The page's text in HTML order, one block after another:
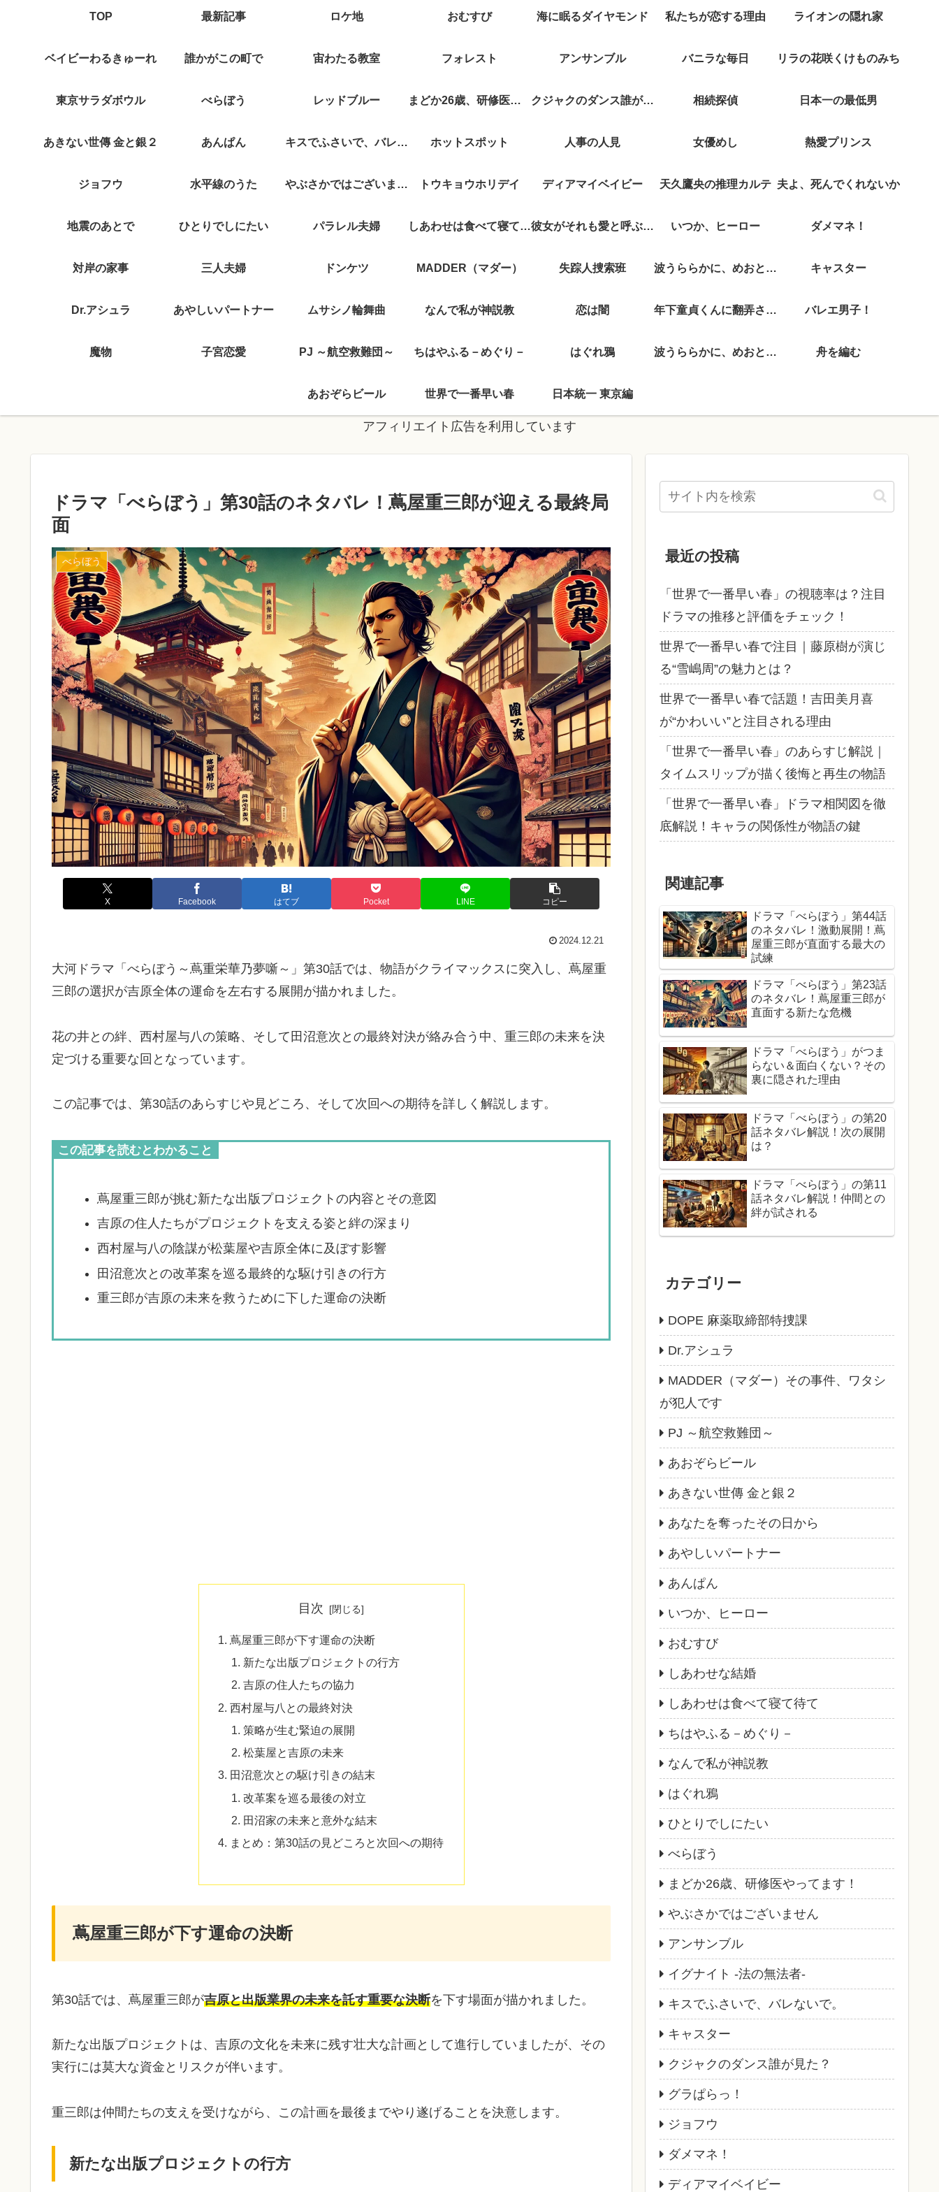
TOP 最新記事 ロケ地 おむすび 海に眠るダイヤモンド 私たちが恋する理由 ライオンの隠れ家
ベイビーわるきゅーれ 誰かがこの町で 宙わたる教室 フォレスト アンサンブル バニラな毎日 リラの花咲くけものみち
東京サラダボウル べらぼう レッドブルー まどか26歳、研修医やってます！ クジャクのダンス誰が見た？ 相続探偵 日本一の最低男
あきない世傳 金と銀２ あんぱん キスでふさいで、バレないで。 ホットスポット 人事の人見 女優めし 熱愛プリンス
ジョフウ 水平線のうた やぶさかではございません トウキョウホリデイ ディアマイベイビー 天久鷹央の推理カルテ 夫よ、死んでくれないか
地震のあとで ひとりでしにたい パラレル夫婦 しあわせは食べて寝て待て 彼女がそれも愛と呼ぶなら いつか、ヒーロー ダメマネ！
対岸の家事 三人夫婦 ドンケツ MADDER（マダー） 失踪人捜索班 波うららかに、めおと日和 キャスター
Dr.アシュラ あやしいパートナー ムサシノ輪舞曲 なんで私が神説教 恋は闇 年下童貞くんに翻弄されてます バレエ男子！
魔物 子宮恋愛 PJ ～航空救難団～ ちはやふる－めぐり－ はぐれ鴉 波うららかに、めおと日和 舟を編む
あおぞらビール 世界で一番早い春 日本統一 東京編
アフィリエイト広告を利用しています
ドラマ「べらぼう」第30話のネタバレ！蔦屋重三郎が迎える最終局
面
べらぼう
X Facebook はてブ Pocket LINE コピー
2024.12.21
大河ドラマ「べらぼう～蔦重栄華乃夢噺～」第30話では、物語がクライマックスに突入し、蔦屋重
三郎の選択が吉原全体の運命を左右する展開が描かれました。
花の井との絆、西村屋与八の策略、そして田沼意次との最終対決が絡み合う中、重三郎の未来を決
定づける重要な回となっています。
この記事では、第30話のあらすじや見どころ、そして次回への期待を詳しく解説します。
この記事を読むとわかること
蔦屋重三郎が挑む新たな出版プロジェクトの内容とその意図
吉原の住人たちがプロジェクトを支える姿と絆の深まり
西村屋与八の陰謀が松葉屋や吉原全体に及ぼす影響
田沼意次との改革案を巡る最終的な駆け引きの行方
重三郎が吉原の未来を救うために下した運命の決断
目次
蔦屋重三郎が下す運命の決断
新たな出版プロジェクトの行方
吉原の住人たちの協力
西村屋与八との最終対決
策略が生む緊迫の展開
松葉屋と吉原の未来
田沼意次との駆け引きの結末
改革案を巡る最後の対立
田沼家の未来と意外な結末
まとめ：第30話の見どころと次回への期待
蔦屋重三郎が下す運命の決断
第30話では、蔦屋重三郎が吉原と出版業界の未来を託す重要な決断を下す場面が描かれました。
新たな出版プロジェクトは、吉原の文化を未来に残す壮大な計画として進行していましたが、その
実行には莫大な資金とリスクが伴います。
重三郎は仲間たちの支えを受けながら、この計画を最後までやり遂げることを決意します。
新たな出版プロジェクトの行方
最近の投稿
「世界で一番早い春」の視聴率は？注目
ドラマの推移と評価をチェック！
世界で一番早い春で注目｜藤原樹が演じ
る“雪嶋周”の魅力とは？
世界で一番早い春で話題！吉田美月喜
が“かわいい”と注目される理由
「世界で一番早い春」のあらすじ解説｜
タイムスリップが描く後悔と再生の物語
「世界で一番早い春」ドラマ相関図を徹
底解説！キャラの関係性が物語の鍵
関連記事
ドラマ「べらぼう」第44話
のネタバレ！激動展開！蔦
屋重三郎が直面する最大の
試練
ドラマ「べらぼう」第23話
のネタバレ！蔦屋重三郎が
直面する新たな危機
ドラマ「べらぼう」がつま
らない＆面白くない？その
裏に隠された理由
ドラマ「べらぼう」の第20
話ネタバレ解説！次の展開
は？
ドラマ「べらぼう」の第11
話ネタバレ解説！仲間との
絆が試される
カテゴリー
DOPE 麻薬取締部特捜課
Dr.アシュラ
MADDER（マダー）その事件、ワタシ
が犯人です
PJ ～航空救難団～
あおぞらビール
あきない世傳 金と銀２
あなたを奪ったその日から
あやしいパートナー
あんぱん
いつか、ヒーロー
おむすび
しあわせな結婚
しあわせは食べて寝て待て
ちはやふる－めぐり－
なんで私が神説教
はぐれ鴉
ひとりでしにたい
べらぼう
まどか26歳、研修医やってます！
やぶさかではございません
アンサンブル
イグナイト -法の無法者-
キスでふさいで、バレないで。
キャスター
クジャクのダンス誰が見た？
グラぱらっ！
ジョフウ
ダメマネ！
ディアマイベイビー